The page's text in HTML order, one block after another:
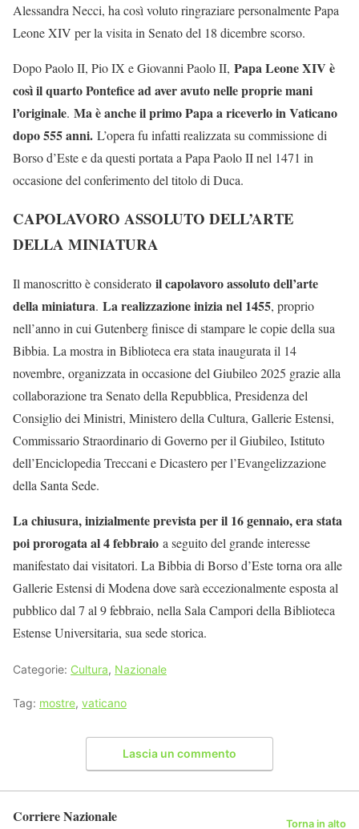
Alessandra Necci, ha così voluto ringraziare personalmente Papa
Leone XIV per la visita in Senato del 18 dicembre scorso.
Dopo Paolo II, Pio IX e Giovanni Paolo II, Papa Leone XIV è
così il quarto Pontefice ad aver avuto nelle proprie mani
l’originale. Ma è anche il primo Papa a riceverlo in Vaticano
dopo 555 anni. L’opera fu infatti realizzata su commissione di
Borso d’Este e da questi portata a Papa Paolo II nel 1471 in
occasione del conferimento del titolo di Duca.
CAPOLAVORO ASSOLUTO DELL’ARTE
DELLA MINIATURA
Il manoscritto è considerato il capolavoro assoluto dell’arte
della miniatura. La realizzazione inizia nel 1455, proprio
nell’anno in cui Gutenberg finisce di stampare le copie della sua
Bibbia. La mostra in Biblioteca era stata inaugurata il 14
novembre, organizzata in occasione del Giubileo 2025 grazie alla
collaborazione tra Senato della Repubblica, Presidenza del
Consiglio dei Ministri, Ministero della Cultura, Gallerie Estensi,
Commissario Straordinario di Governo per il Giubileo, Istituto
dell’Enciclopedia Treccani e Dicastero per l’Evangelizzazione
della Santa Sede.
La chiusura, inizialmente prevista per il 16 gennaio, era stata
poi prorogata al 4 febbraio a seguito del grande interesse
manifestato dai visitatori. La Bibbia di Borso d’Este torna ora alle
Gallerie Estensi di Modena dove sarà eccezionalmente esposta al
pubblico dal 7 al 9 febbraio, nella Sala Campori della Biblioteca
Estense Universitaria, sua sede storica.
Categorie: Cultura, Nazionale
Tag: mostre, vaticano
Lascia un commento
Corriere Nazionale Torna in alto